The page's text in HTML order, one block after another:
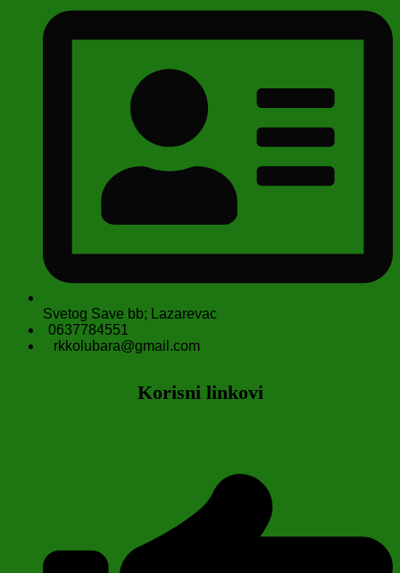
Svetog Save bb; Lazarevac
0637784551
rkkolubara@gmail.com
Korisni linkovi